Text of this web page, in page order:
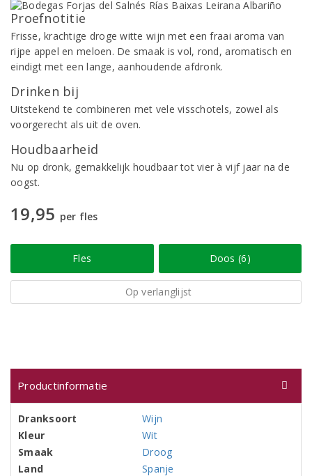
Proefnotitie
Frisse, krachtige droge witte wijn met een fraai aroma van
rijpe appel en meloen. De smaak is vol, rond, aromatisch en
eindigt met een lange, aanhoudende afdronk.
Drinken bij
Uitstekend te combineren met vele visschotels, zowel als
voorgerecht als uit de oven.
Houdbaarheid
Nu op dronk, gemakkelijk houdbaar tot vier à vijf jaar na de
oogst.
19,95 per fles
Fles Doos (6)
Op verlanglijst
Productinformatie
Dranksoort
Wijn
Kleur
Wit
Smaak
Droog
Land
Spanje